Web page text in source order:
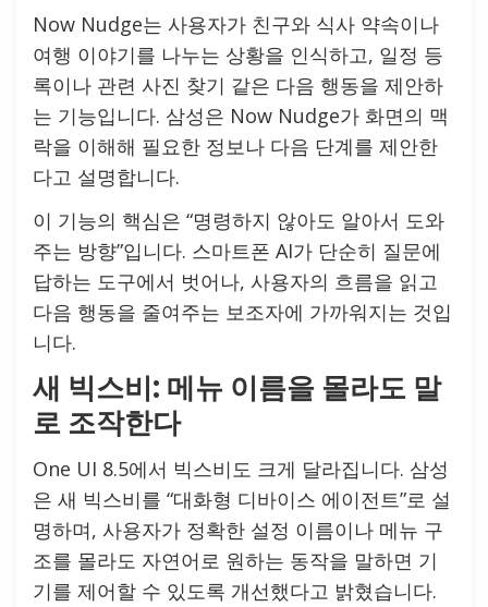
Now Nudge는 사용자가 친구와 식사 약속이나
여행 이야기를 나누는 상황을 인식하고, 일정 등
록이나 관련 사진 찾기 같은 다음 행동을 제안하
는 기능입니다. 삼성은 Now Nudge가 화면의 맥
락을 이해해 필요한 정보나 다음 단계를 제안한
다고 설명합니다.
이 기능의 핵심은 “명령하지 않아도 알아서 도와
주는 방향”입니다. 스마트폰 AI가 단순히 질문에
답하는 도구에서 벗어나, 사용자의 흐름을 읽고
다음 행동을 줄여주는 보조자에 가까워지는 것입
니다.
새 빅스비: 메뉴 이름을 몰라도 말
로 조작한다
One UI 8.5에서 빅스비도 크게 달라집니다. 삼성
은 새 빅스비를 “대화형 디바이스 에이전트”로 설
명하며, 사용자가 정확한 설정 이름이나 메뉴 구
조를 몰라도 자연어로 원하는 동작을 말하면 기
기를 제어할 수 있도록 개선했다고 밝혔습니다.